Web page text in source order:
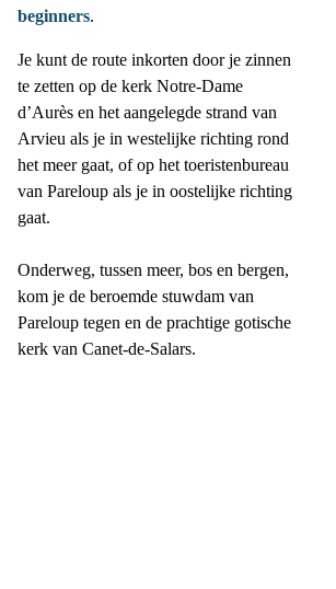
beginners.
Je kunt de route inkorten door je zinnen
te zetten op de kerk Notre-Dame
d’Aurès en het aangelegde strand van
Arvieu als je in westelijke richting rond
het meer gaat, of op het toeristenbureau
van Pareloup als je in oostelijke richting
gaat.
Onderweg, tussen meer, bos en bergen,
kom je de beroemde stuwdam van
Pareloup tegen en de prachtige gotische
kerk van Canet-de-Salars.